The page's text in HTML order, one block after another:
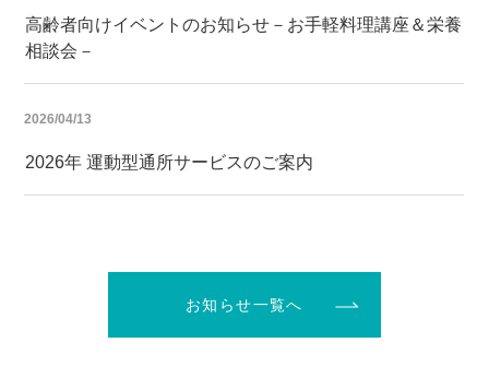
高齢者向けイベントのお知らせ－お手軽料理講座＆栄養
相談会－
2026/04/13
2026年 運動型通所サービスのご案内
お知らせ一覧へ